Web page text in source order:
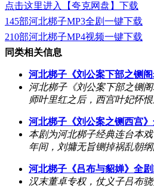
点击这里进入【夸克网盘】下载
145部河北梆子MP3全剧一键下载
210部河北梆子MP4视频一键下载
同类相关信息
河北梆子《刘公案下部之铡
河北梆子《刘公案下部之铡
师叶里红之后，西宫叶妃怀恨
河北梆子《刘公案之铡西宫
本剧为河北梆子经典连台本
年间，刘墉无旨铡掉祸乱朝纲
河北梆子《吕布与貂婵》全
汉末董卓专权，仗义子吕布